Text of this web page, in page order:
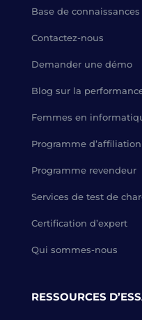
Base de connaissances
Contactez-nous
Demander une démo
Blog sur la
Femmes en
Programme d’affiliation
Programme revendeur
Services de test de
Certification d’expert
Qui sommes-nous
RESSOURCES